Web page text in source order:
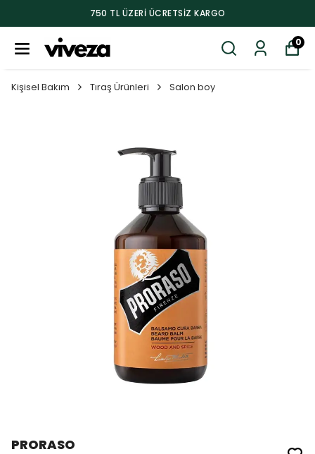
750 TL ÜZERI ÜCRETSIZ KARGO
0
Kişisel Bakım Tıraş Ürünleri Salon boy
PRORASO